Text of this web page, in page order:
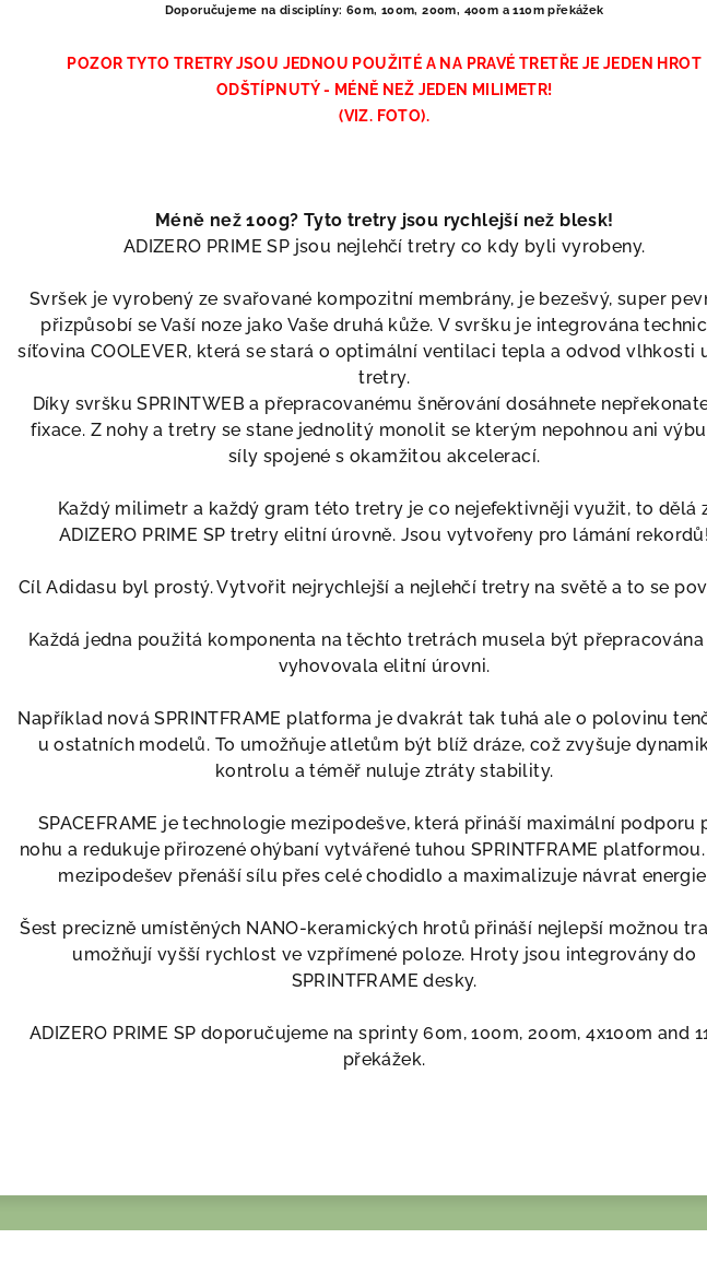
Doporučujeme na disciplíny: 60m, 100m, 200m, 400m a 110m překážek
POZOR TYTO TRETRY JSOU JEDNOU POUŽITÉ A NA PRAVÉ TRETŘE JE JEDEN HROT
ODŠTÍPNUTÝ - MÉNĚ NEŽ JEDEN MILIMETR!
(VIZ. FOTO).
Méně než 100g? Tyto tretry jsou rychlejší než blesk!
ADIZERO PRIME SP jsou nejlehčí tretry co kdy byli vyrobeny.
Svršek je vyrobený ze svařované kompozitní membrány, je bezešvý, super
přizpůsobí se Vaší noze jako Vaše druhá kůže. V svršku je integrována
síťovina COOLEVER, která se stará o optimální ventilaci tepla a odvod vlhkosti
tretry.
Díky svršku SPRINTWEB a přepracovanému šněrování dosáhnete
fixace. Z nohy a tretry se stane jednolitý monolit se kterým nepohnou ani
síly spojené s okamžitou akcelerací.
Každý milimetr a každý gram této tretry je co nejefektivněji využit, to dělá
ADIZERO PRIME SP tretry elitní úrovně. Jsou vytvořeny pro lámání
Cíl Adidasu byl prostý. Vytvořit nejrychlejší a nejlehčí tretry na světě a to se
Každá jedna použitá komponenta na těchto tretrách musela být
vyhovovala elitní úrovni.
Například nová SPRINTFRAME platforma je dvakrát tak tuhá ale o polovinu
u ostatních modelů. To umožňuje atletům být blíž dráze, což zvyšuje
kontrolu a téměř nuluje ztráty stability.
SPACEFRAME je technologie mezipodešve, která přináší maximální podporu
nohu a redukuje přirozené ohýbaní vytvářené tuhou SPRINTFRAME
mezipodešev přenáší sílu přes celé chodidlo a maximalizuje návrat
Šest precizně umístěných NANO-keramických hrotů přináší nejlepší možnou
umožňují vyšší rychlost ve vzpřímené poloze. Hroty jsou integrovány do
SPRINTFRAME desky.
ADIZERO PRIME SP doporučujeme na sprinty 60m, 100m, 200m, 4x100m and
překážek.